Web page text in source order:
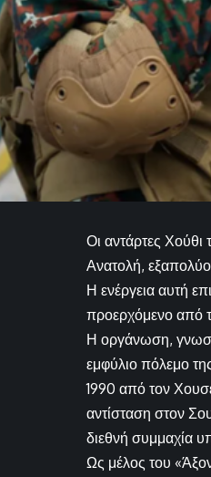
Οι αντάρτες
Ανατολή,
Η ενέργεια αυτή
προερχόμενο από
Η οργάνωση,
εμφύλιο πόλεμο
1990 από τον
αντίσταση στον
διεθνή συμμαχία
Ως μέλος του